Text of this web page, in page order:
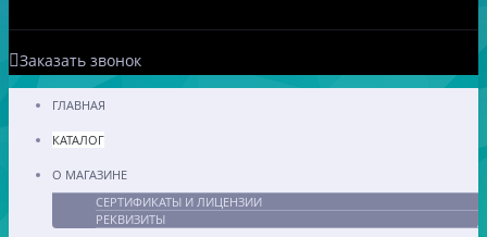
Заказать звонок
ГЛАВНАЯ
КАТАЛОГ
О МАГАЗИНЕ
СЕРТИФИКАТЫ И ЛИЦЕНЗИИ
РЕКВИЗИТЫ